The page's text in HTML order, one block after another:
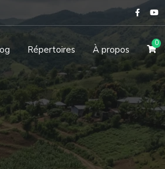
Répertoires À propos
0